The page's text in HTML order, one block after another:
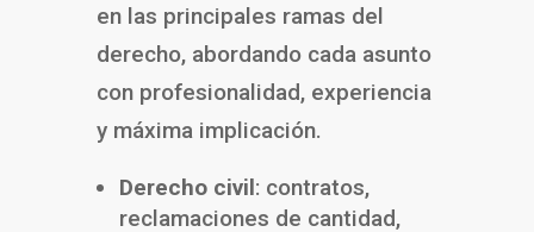
en las principales ramas del
derecho, abordando cada asunto
con profesionalidad, experiencia
y máxima implicación.
Derecho civil: contratos,
reclamaciones de cantidad,